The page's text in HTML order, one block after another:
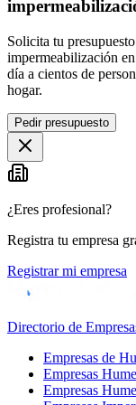
Solicita tu
impermeabilización
día a cientos de
hogar.
Pedir presupuesto
¿Eres profesional?
Registra tu empresa
Registrar mi empresa
Directorio de
Empresas de
Empresas
Empresas